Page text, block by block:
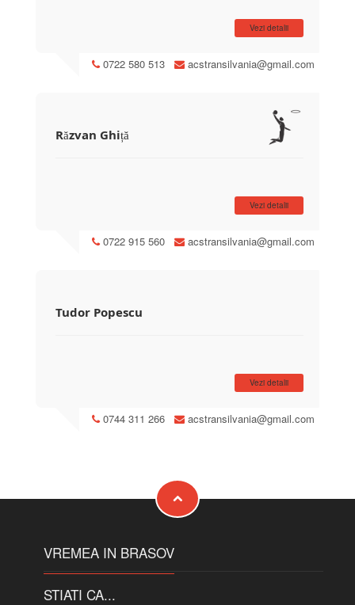
antrenor grupe inițiere copii 7 - 11 ani.
Vezi detalii
0722 580 513 acstransilvania@gmail.com
Răzvan Ghiță
Vezi detalii
0722 915 560 acstransilvania@gmail.com
Tudor Popescu
Vezi detalii
0744 311 266 acstransilvania@gmail.com
VREMEA IN BRASOV
STIATI CA...